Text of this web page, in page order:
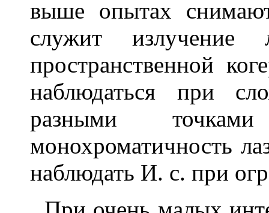
выше опытах
служит излучение
пространственной
наблюдаться при
разными
монохроматичность
наблюдать И. с. при